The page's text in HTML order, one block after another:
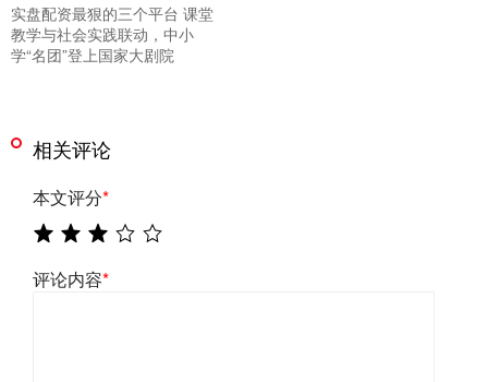
实盘配资最狠的三个平台 课堂
教学与社会实践联动，中小
学“名团”登上国家大剧院
相关评论
本文评分*
评论内容*